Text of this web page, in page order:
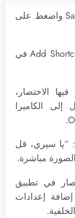
◉ في حقل البحث، اكتب Say Cheese واضغط على
◉ اضغط على زر إضافة اختصار Add Shortcut في
الاختصار،
الكاميرا
“يا سيري، قل
في تطبيق
إضافة إعدادات